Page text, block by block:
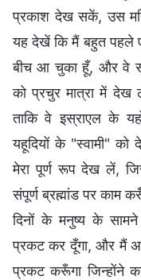
प्रकाश देख सकें, उस
यह देखें कि मैं बहुत पहले
बीच आ चुका हूँ, और वे
को प्रचुर मात्रा में देख
ताकि वे इस्राएल के
यहूदियों के "स्वामी"
मेरा पूर्ण रूप देख लें,
संपूर्ण ब्रह्मांड पर काम
दिनों के मनुष्य के
प्रकट कर दूँगा, और मैं
प्रकट करूँगा जिन्होंने